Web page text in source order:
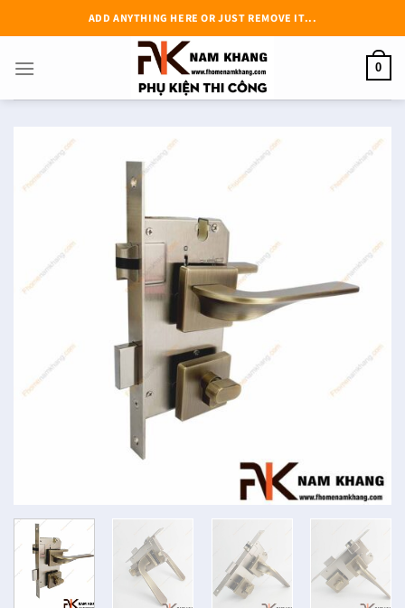
đến
dung
ADD ANYTHING HERE OR JUST REMOVE IT...
0